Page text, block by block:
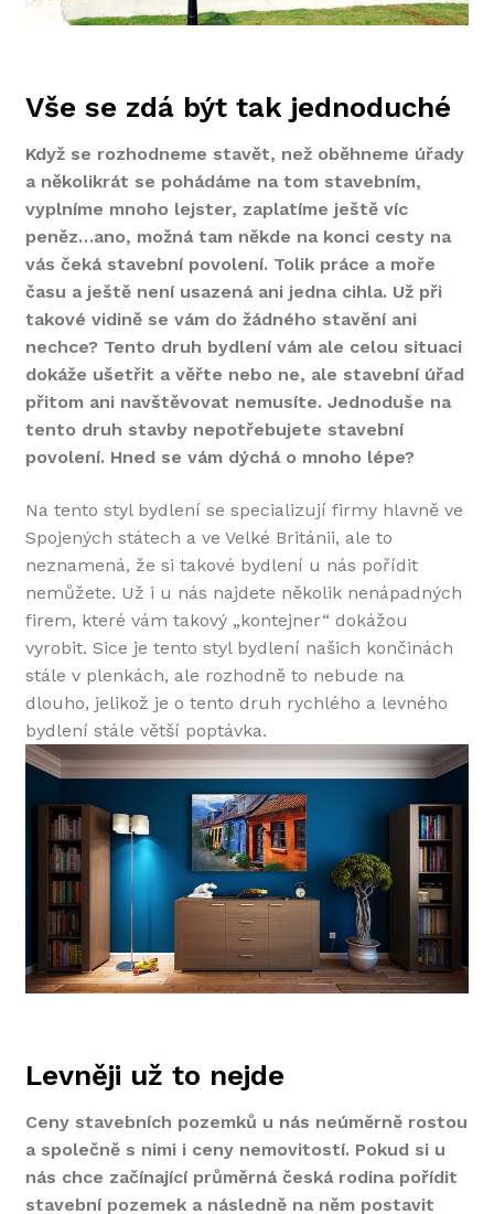
Vše se zdá být tak jednoduché
Když se rozhodneme stavět, než oběhneme úřady
a několikrát se pohádáme na tom stavebním,
vyplníme mnoho lejster, zaplatíme ještě víc
peněz…ano, možná tam někde na konci cesty na
vás čeká stavební povolení. Tolik práce a moře
času a ještě není usazená ani jedna cihla. Už při
takové vidině se vám do žádného stavění ani
nechce? Tento druh bydlení vám ale celou situaci
dokáže ušetřit a věřte nebo ne, ale stavební úřad
přitom ani navštěvovat nemusíte. Jednoduše na
tento druh stavby nepotřebujete stavební
povolení. Hned se vám dýchá o mnoho lépe?
Na tento styl bydlení se specializují firmy hlavně ve
Spojených státech a ve Velké Británii, ale to
neznamená, že si takové bydlení u nás pořídit
nemůžete. Už i u nás najdete několik nenápadných
firem, které vám takový „kontejner“ dokážou
vyrobit. Sice je tento styl bydlení našich končinách
stále v plenkách, ale rozhodně to nebude na
dlouho, jelikož je o tento druh rychlého a levného
bydlení stále větší poptávka.
Levněji už to nejde
Ceny stavebních pozemků u nás neúměrně rostou
a společně s nimi i ceny nemovitostí. Pokud si u
nás chce začínající průměrná česká rodina pořídit
stavební pozemek a následně na něm postavit